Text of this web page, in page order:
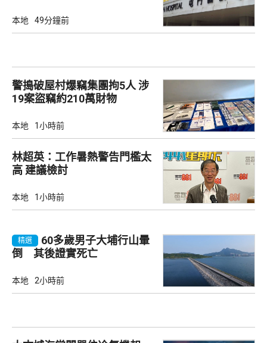
本地 49分鐘前
警搗破屋村爆竊集團拘5人 涉
19案盜竊約210萬財物
本地 1小時前
林超英：工作暑熱警告門檻太
高 建議檢討
本地 1小時前
精選
60多歲男子大埔行山暈
倒 其後證實死亡
本地 2小時前